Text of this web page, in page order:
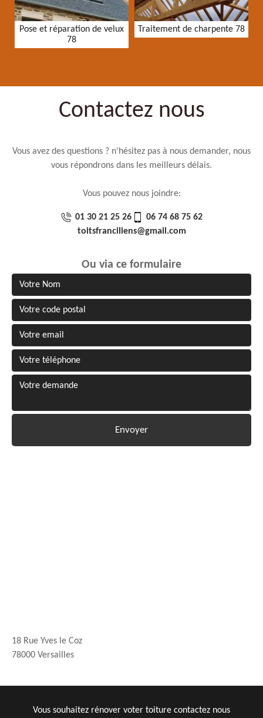
Pose et réparation de velux
78
Traitement de charpente 78
Contactez nous
Vous avez des questions ? n'hésitez pas à nous demander, nous
vous répondrons dans les meilleurs délais.
Vous pouvez nous joindre:
01 30 21 25 26
06 74 68 75 62
toitsfranciliens@gmail.com
Ou via ce formulaire
18 Rue Yves le Coz
78000 Versailles
Vous souhaitez rénover voter toiture contactez nous